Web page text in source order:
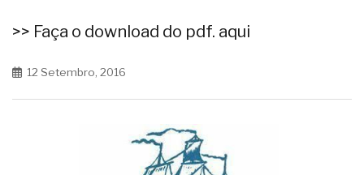
>> Faça o download do pdf. aqui
12 Setembro, 2016